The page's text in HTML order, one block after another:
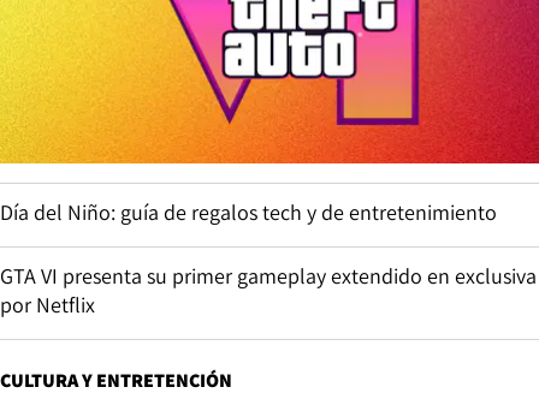
Día del Niño: guía de regalos tech y de entretenimiento
GTA VI presenta su primer gameplay extendido en exclusiva
por Netflix
CULTURA Y ENTRETENCIÓN